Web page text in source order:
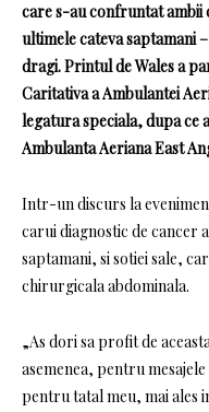
care s-au confruntat ambii
ultimele cateva saptamani
dragi. Printul de Wales a
Caritativa a Ambulantei
legatura speciala, dupa
Ambulanta Aeriana East
Intr-un discurs la
carui diagnostic de cancer
saptamani, si sotiei sale,
chirurgicala abdominala.
„As dori sa profit de
asemenea, pentru
pentru tatal meu, mai ales